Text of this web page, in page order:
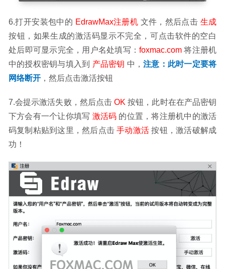
6.打开安装包中的 EdrawMax注册机 文件，然后点击
按钮，如果生成的激活码显示不完全，可点击软件的空白
处后即可显示完全，用户名处填写： foxmac.com 将注册机
中的授权密钥与填入到 产品密钥 中，注意：此时一定要将
网络断开 ，然后点击激活按钮
7.会提示激活失败，然后点击 OK 按钮，此时在在产品密钥
下方会有一个让你填写 激活码 的位置，将注册机中的激活
码复制粘贴到这里，然后点击 手动激活 按钮，激活破解成
功！